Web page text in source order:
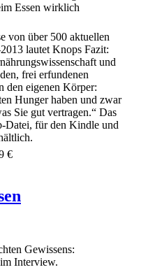
Essen wirklich
von über 500 aktuellen
lautet Knops Fazit:
und
frei erfundenen
den eigenen Körper:
Hunger haben und zwar
Sie gut vertragen.“ Das
Datei, für den Kindle und
€
Gewissens:
Interview.